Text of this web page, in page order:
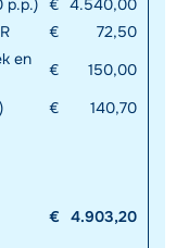
p.p.) € 4.540,00
€
72,50
en
€
150,00
€
140,70
€ 4.903,20